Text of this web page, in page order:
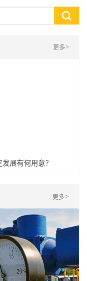
更多>
展有何用意？
更多>